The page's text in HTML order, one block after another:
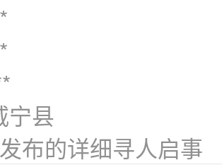
宁县
布的详细寻人启事